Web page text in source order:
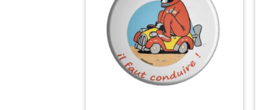
€4.50plusieurs
variations.
Les
options